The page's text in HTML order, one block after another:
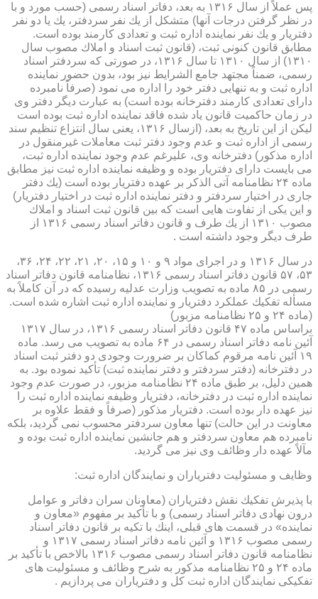
پس عملاً از سال ۱۳۱۶ به بعد، دفاتر اسناد رسمی (حسب مورد و با
در نظر گرفتن درجات آنها) متشكل از یك نفر سردفتر، یك یا دو نفر
دفتریار و یك نفر نماینده اداره ثبت و تعدادی كارمند بوده است.
مطابق قانون كنونی ثبت، (قانون ثبت اسناد و املاك مصوب سال
۱۳۱۰) از سال ۱۳۱۰ تا سال ۱۳۱۶، در صورتی كه سردفتر اسناد
رسمی، ضمناً مجتهد جامع الشرایط نیز بود، بدون حضور نماینده
اداره ثبت و به تنهایی دفتر خود را اداره می نمود (صرفاً نامبرده
دارای تعدادی كارمند دفترخانه بوده است) به عبارت دیگر دفتر وی
در زمان حاكمیت قانون یاد شده فاقد نماینده اداره ثبت بوده است
لیكن از این تاریخ به بعد، (ازسال ۱۳۱۶، یعنی سال انتزاع تنظیم سند
رسمی از اداره ثبت و عدم وجود دفتر ثبت معاملات غیرمنقول در
اداره مذكور) دفترخانه وی، علیرغم عدم وجود نماینده اداره ثبت،
می بایست دارای دفتریار بوده و وظیفه نماینده اداره ثبت نیز مطابق
ماده ۲۴ نظامنامه آتی الذكر بر عهده دفتریار بوده است (یك دفتر
جاری در اختیار سردفتر و دفتر نماینده اداره ثبت در اختیار دفتریار)
و این یكی از تفاوت هایی است كه بین قانون ثبت اسناد و املاك
مصوب ۱۳۱۰ از یك طرف و قانون دفاتر اسناد رسمی ۱۳۱۶ از
طرف دیگر وجود داشته است .
در سال ۱۳۱۶ و در اجرای مواد ۹ و ۱۰ و ۱۵، ۲۰، ۲۱، ۲۲، ۲۴، ۳۶،
۵۳، ۵۷ قانون دفاتر اسناد رسمی ۱۳۱۶، نظامنامه قانون دفاتر اسناد
رسمی در ۸۵ ماده به تصویب وزارت عدلیه رسیده كه در آن كاملاً به
مسأله تفكیك عملكرد دفتریار و نماینده اداره ثبت اشاره شده است.
(ماده ۲۴ و ۲۵ نظامنامه مزبور)
براساس ماده ۴۷ قانون دفاتر اسناد رسمی ۱۳۱۶، در سال ۱۳۱۷
آئین نامه دفاتر اسناد رسمی در ۶۴ ماده به تصویب می رسد. ماده
۱۹ آئین نامه مرقوم كماكان بر ضرورت وجودی دو دفتر ثبت اسناد
در دفترخانه (دفتر سردفتر و دفتر نماینده ثبت) تأكید نموده بود. به
همین دلیل، بر طبق ماده ۲۴ نظامنامه مزبور، در صورت عدم وجود
نماینده اداره ثبت در دفترخانه، دفتریار وظیفه نماینده اداره ثبت را
نیز عهده دار بوده است. دفتریار مذكور (صرفاً و فقط علاوه بر
معاونت در این حالت) تنها معاون سردفتر محسوب نمی گردید، بلكه
نامبرده هم معاون سردفتر و هم جانشین نماینده اداره ثبت بوده و
مآلاً عهده دار وظائف وی نیز می گردید.
وظایف و مسئولیت دفتریاران و نمایندگان اداره ثبت:
با پذیرش تفكیك نقش دفتریاران (معاونان سران دفاتر و عوامل
درون نهادی دفاتر اسناد رسمی) و با تأكید بر مفهوم «معاون و
نماینده» در قسمت های قبلی، اینك با تكیه بر قانون دفاتر اسناد
رسمی مصوب ۱۳۱۶ و آئین نامه دفاتر اسناد رسمی ۱۳۱۷ و
نظامنامه قانون دفاتر اسناد رسمی مصوب ۱۳۱۶ بالاخص با تأكید بر
ماده ۲۴ و ۲۵ نظامنامه مذكور به شرح وظائف و مسئولیت های
تفكیكی نمایندگان اداره ثبت كل و دفتریاران می پردازیم .